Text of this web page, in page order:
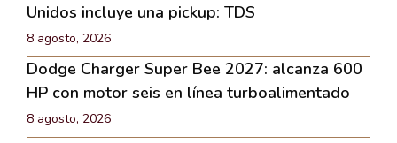
Unidos incluye una pickup: TDS
8 agosto, 2026
Dodge Charger Super Bee 2027: alcanza 600
HP con motor seis en línea turboalimentado
8 agosto, 2026